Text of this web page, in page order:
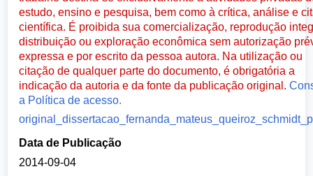
estudo, ensino e pesquisa, bem como à crítica, análise e
científica. É proibida sua comercialização, reprodução
distribuição ou exploração econômica sem autorização
expressa e por escrito da pessoa autora. Na utilização ou
citação de qualquer parte do documento, é obrigatória a
indicação da autoria e da fonte da publicação original.
a Política de acesso.
Data de Publicação
2014-09-04